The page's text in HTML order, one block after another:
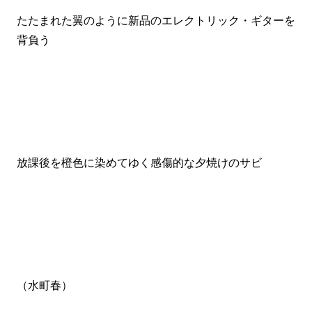
たたまれた翼のように新品のエレクトリック・ギターを
背負う
放課後を橙色に染めてゆく感傷的な夕焼けのサビ
（水町春）